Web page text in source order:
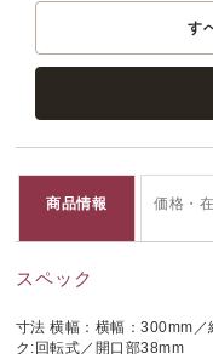
す
商品情報 価格・
スペック
寸法 横幅：横幅：300mm
ク:回転式／開口部38mm